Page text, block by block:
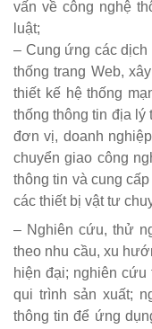
vấn về công nghệ
luật;
– Cung ứng các dịch
thống trang Web,
thiết kế hệ thống
thống thông tin địa lý
đơn vị, doanh
chuyển giao công
thông tin và cung
các thiết bị vật tư
– Nghiên cứu, thử
theo nhu cầu, xu
hiện đại; nghiên
qui trình sản xuất;
thông tin để ứng